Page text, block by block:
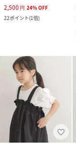
2,500 円 24%OFF
22ポイント(1倍)